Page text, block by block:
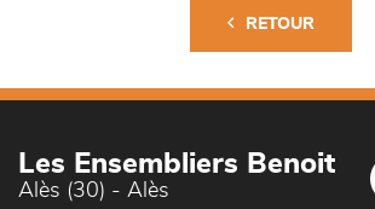
RETOUR
Les Ensembliers Benoit
Alès (30) - Alès